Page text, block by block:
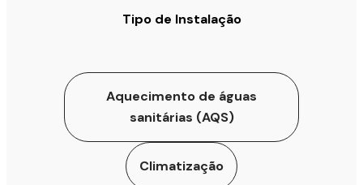
Tipo de Instalação
Aquecimento de águas
sanitárias (AQS)
Climatização